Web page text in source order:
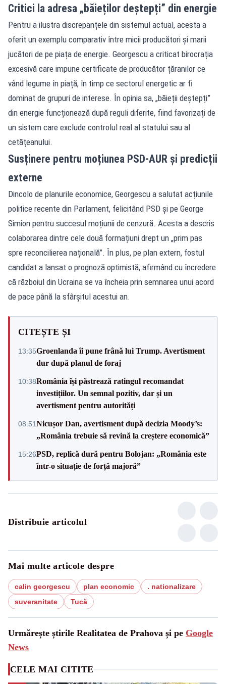
Critici la adresa „băieților deștepți” din energie
Pentru a ilustra discrepanțele din sistemul actual, acesta a
oferit un exemplu comparativ între micii producători și marii
jucători de pe piața de energie. Georgescu a criticat birocrația
excesivă care impune certificate de producător țăranilor ce
vând legume în piață, în timp ce sectorul energetic ar fi
dominat de grupuri de interese. În opinia sa, „băieții deștepți”
din energie funcționează după reguli diferite, fiind favorizați de
un sistem care exclude controlul real al statului sau al
cetățeanului.
Susținere pentru moțiunea PSD-AUR și predicții
externe
Dincolo de planurile economice, Georgescu a salutat acțiunile
politice recente din Parlament, felicitând PSD și pe George
Simion pentru succesul moțiunii de cenzură. Acesta a descris
colaborarea dintre cele două formațiuni drept un „prim pas
spre reconcilierea națională”. În plus, pe plan extern, fostul
candidat a lansat o prognoză optimistă, afirmând cu încredere
că războiul din Ucraina se va încheia prin semnarea unui acord
de pace până la sfârșitul acestui an.
CITEȘTE ȘI
13:35Groenlanda îi pune frână lui Trump. Avertisment
dur după planul de foraj
10:38România își păstrează ratingul recomandat
investițiilor. Un semnal pozitiv, dar și un
avertisment pentru autorități
08:51Nicușor Dan, avertisment după decizia Moody’s:
„România trebuie să revină la creștere economică”
15:26PSD, replică dură pentru Bolojan: „România este
într-o situație de forță majoră”
Distribuie articolul
Mai multe articole despre
calin georgescu plan economic
. nationalizare
suveranitate
Tucă
Urmărește știrile Realitatea de Prahova și pe Google
News
CELE MAI CITITE